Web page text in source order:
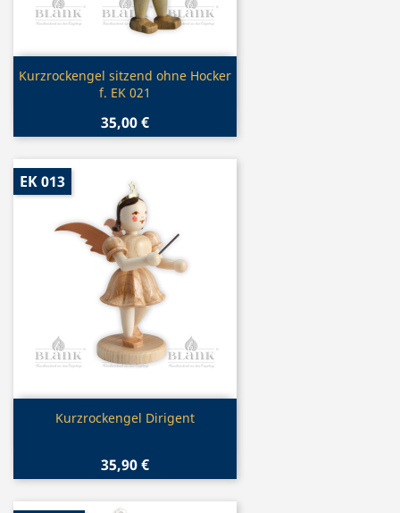
Vorschau
Kurzrockengel sitzend ohne Hocker
f. EK 021
35,00 €
Vorschau
Kurzrockengel Dirigent
35,90 €
EK 013